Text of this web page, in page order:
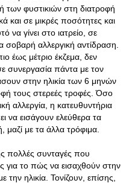
των φυστικιών στη διατροφή
και σε μικρές ποσότητες και
να γίνει στο ιατρείο, σε
αλλεργική αντίδραση.
έως μέτριο έκζεμα, δεν
συνεργασία πάντα με τον
στην ηλικία των 6 μηνών
τους στερεές τροφές. Όσο
αλλεργία, η κατευθυντήρια
να εισάγουν ελεύθερα τα
μαζί με τα άλλα τρόφιμα.
πολλές συνταγές που
για το πώς να εισαχθούν στην
ηλικία. Τονίζουν, επίσης,